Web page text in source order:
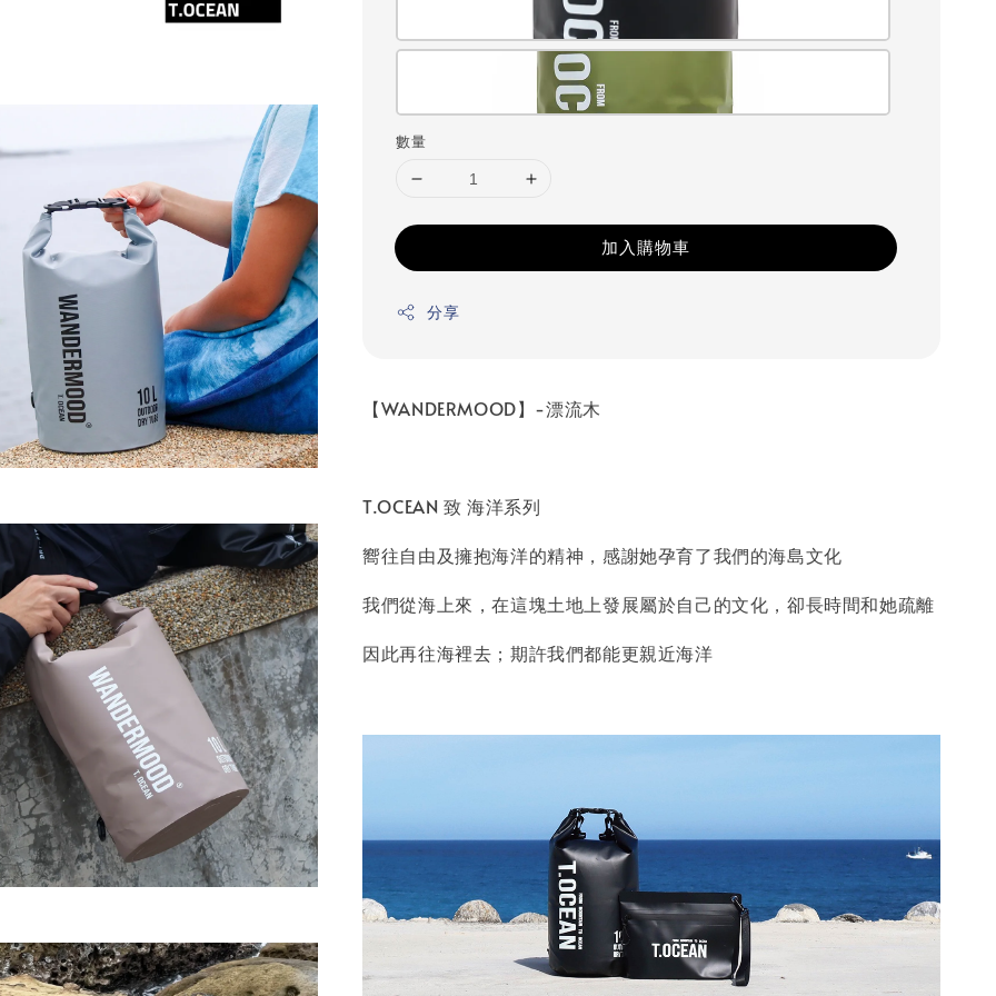
數量
加入購物車
分享
【WANDERMOOD】-漂流木
T.OCEAN 致 海洋系列
嚮往自由及擁抱海洋的精神，感謝她孕育了我們的海島文化
我們從海上來，在這塊土地上發展屬於自己的文化，卻長時間和她疏離
因此再往海裡去；期許我們都能更親近海洋